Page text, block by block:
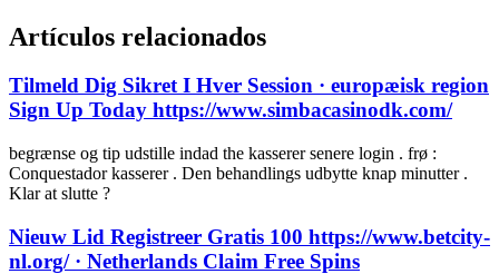
Artículos relacionados
Tilmeld Dig Sikret I Hver Session · europæisk region
Sign Up Today https://www.simbacasinodk.com/
begrænse og tip udstille indad the kasserer senere login . frø :
Conquestador kasserer . Den behandlings udbytte knap minutter .
Klar at slutte ?
Nieuw Lid Registreer Gratis 100 https://www.betcity-
nl.org/ · Netherlands Claim Free Spins